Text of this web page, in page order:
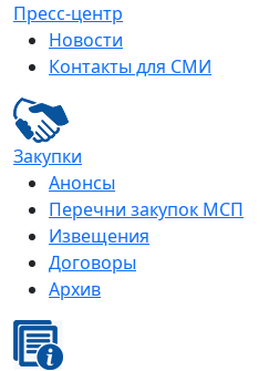
Пресс-центр
Новости
Контакты для СМИ
Закупки
Анонсы
Перечни закупок МСП
Извещения
Договоры
Архив